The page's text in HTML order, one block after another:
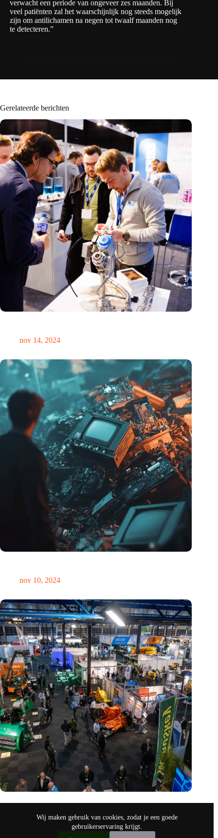
Wij maken gebruik van cookies, zodat je een goede
gebruikerservaring krijgt.
verwacht een periode van ongeveer zes maanden. Bij
veel patiënten zal het waarschijnlijk nog steeds mogelijk
zijn om antilichamen na negen tot twaalf maanden nog
te detecteren.”
Gerelateerde berichten
nov 14, 2024
nov 10, 2024
legt accent op de rol van AI
nov 9, 2024